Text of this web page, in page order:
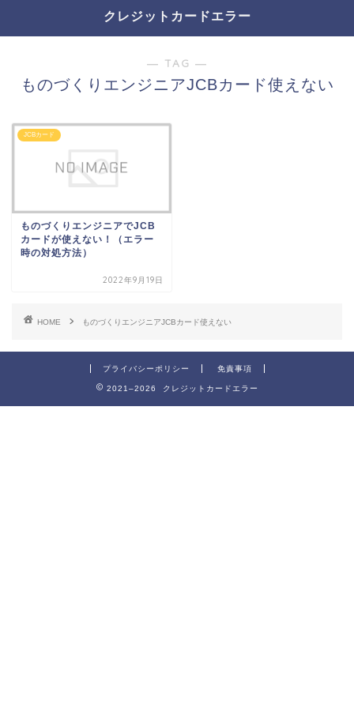
クレジットカードエラー
― TAG ―
ものづくりエンジニアJCBカード使えない
JCBカード
ものづくりエンジニアでJCB
カードが使えない！（エラー
時の対処方法）
2022年9月19日
HOME ものづくりエンジニアJCBカード使えない
プライバシーポリシー 免責事項
2021–2026 クレジットカードエラー